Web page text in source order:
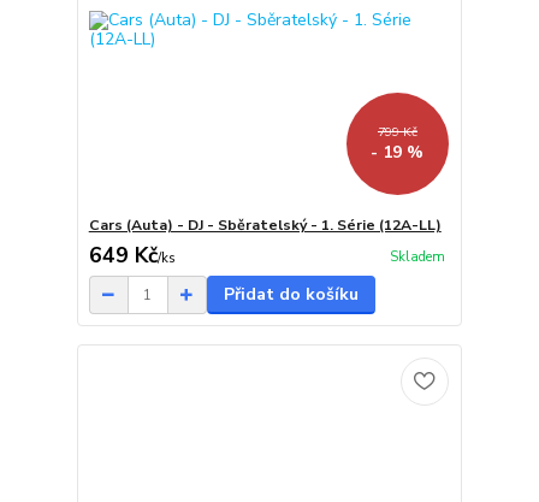
799 Kč
- 19 %
Cars (Auta) - DJ - Sběratelský - 1. Série (12A-LL)
649 Kč/ks Skladem
Přidat do košíku